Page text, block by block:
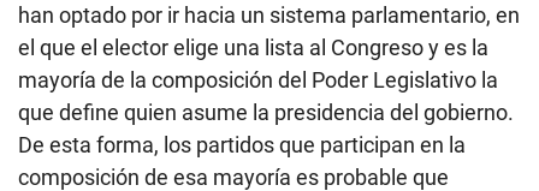
han optado por ir hacia un sistema parlamentario, en
el que el elector elige una lista al Congreso y es la
mayoría de la composición del Poder Legislativo la
que define quien asume la presidencia del gobierno.
De esta forma, los partidos que participan en la
composición de esa mayoría es probable que